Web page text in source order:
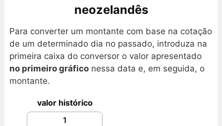
neozelandês
Para converter um montante com base na cotação
de um determinado dia no passado, introduza na
primeira caixa do conversor o valor apresentado
no primeiro gráficonessa data e, em seguida, o
montante.
valor histórico